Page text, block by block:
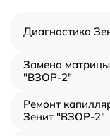
Диагностика
Замена
"ВЗОР-2"
Ремонт
Зенит "ВЗОР-2"